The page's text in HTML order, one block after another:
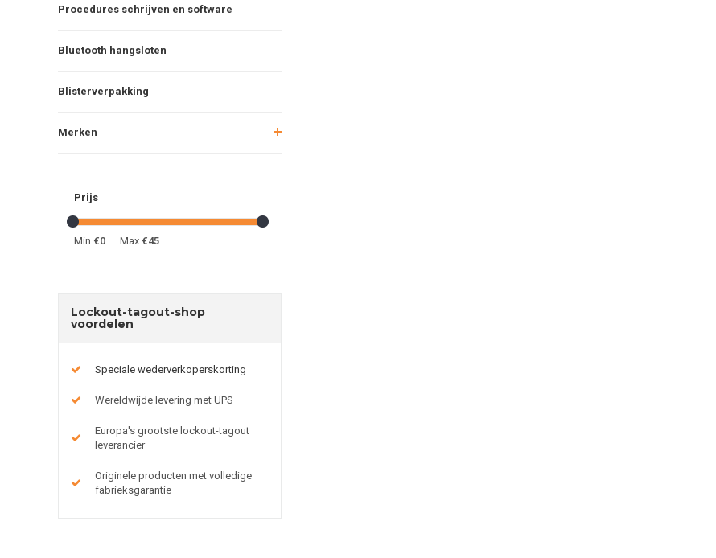
Procedures schrijven en software
Bluetooth hangsloten
Blisterverpakking
Merken
Prijs
Min €0 Max €45
Lockout-tagout-shop
voordelen
Speciale wederverkoperskorting
Wereldwijde levering met UPS
Europa's grootste lockout-tagout
leverancier
Originele producten met volledige
fabrieksgarantie